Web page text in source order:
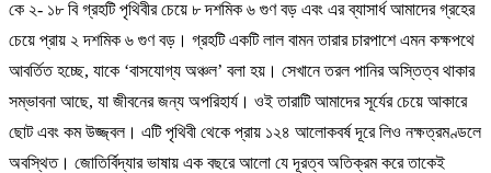
কে ২- ১৮ বি গ্রহটি পৃথিবীর চেয়ে ৮ দশমিক ৬ গুণ বড় এবং এর ব্যাসার্ধ আমাদের গ্রহের
চেয়ে প্রায় ২ দশমিক ৬ গুণ বড়। গ্রহটি একটি লাল বামন তারার চারপাশে এমন কক্ষপথে
আবর্তিত হচ্ছে, যাকে ‘বাসযোগ্য অঞ্চল’ বলা হয়। সেখানে তরল পানির অস্তিত্ব থাকার
সম্ভাবনা আছে, যা জীবনের জন্য অপরিহার্য। ওই তারাটি আমাদের সূর্যের চেয়ে আকারে
ছোট এবং কম উজ্জ্বল। এটি পৃথিবী থেকে প্রায় ১২৪ আলোকবর্ষ দূরে লিও নক্ষত্রমণ্ডলে
অবস্থিত। জোতির্বিদ্যার ভাষায় এক বছরে আলো যে দূরত্ব অতিক্রম করে তাকেই